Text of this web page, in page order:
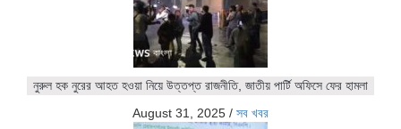
নুরুল হক নুরের আহত হওয়া নিয়ে উত্তপ্ত রাজনীতি, জাতীয় পার্টি অফিসে ফের হামলা
August 31, 2025 / সব খবর